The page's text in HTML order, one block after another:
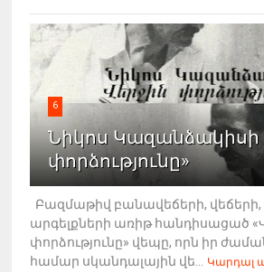
6
Նիկոս Կազանձակիսի
փորձությունը»
Բազմաթիվ բանավեճերի, վեճերի,
արգելքների առիթ հանդիսացած
փորձությունը» վեպը, որն իր
համար սկանդալային վե...
Կարդալ